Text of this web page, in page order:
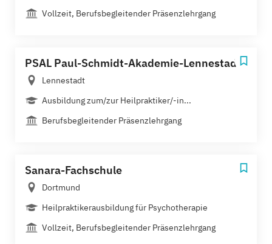
Vollzeit, Berufsbegleitender Präsenzlehrgang
PSAL Paul-Schmidt-Akademie-Lennestadt
Lennestadt
Ausbildung zum/zur Heilpraktiker/-in...
Berufsbegleitender Präsenzlehrgang
Sanara-Fachschule
Dortmund
Heilpraktikerausbildung für Psychotherapie
Vollzeit, Berufsbegleitender Präsenzlehrgang